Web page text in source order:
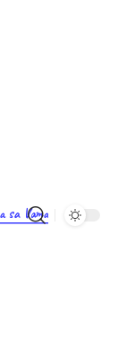
sa Vama